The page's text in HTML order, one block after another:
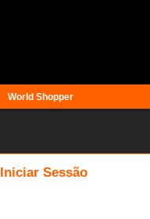
World Shopper
Iniciar Sessão